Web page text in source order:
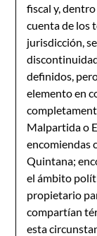
fiscal y,
cuenta de los
jurisdicción,
definidos,
elemento en
Malpartida o
encomiendas
Quintana;
el ámbito
propietario
compartían
esta